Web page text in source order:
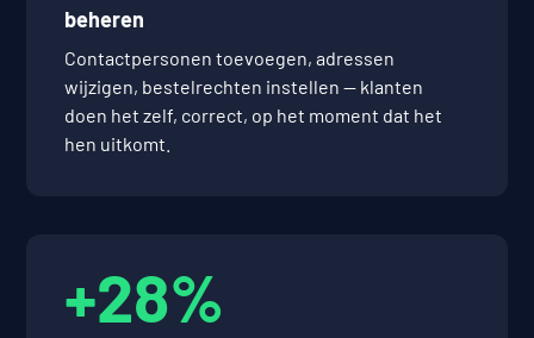
beheren
Contactpersonen toevoegen, adressen
wijzigen, bestelrechten instellen — klanten
doen het zelf, correct, op het moment dat het
hen uitkomt.
+28%